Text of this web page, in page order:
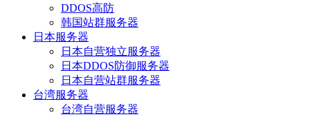
DDOS高防
韩国站群服务器
日本服务器
日本自营独立服务器
日本DDOS防御服务器
日本自营站群服务器
台湾服务器
台湾自营服务器